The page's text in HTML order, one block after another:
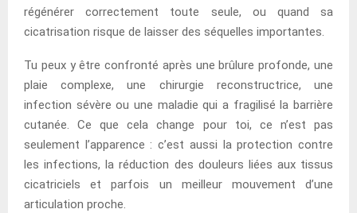
régénérer correctement toute seule, ou quand sa
cicatrisation risque de laisser des séquelles importantes.
Tu peux y être confronté après une brûlure profonde, une
plaie complexe, une chirurgie reconstructrice, une
infection sévère ou une maladie qui a fragilisé la barrière
cutanée. Ce que cela change pour toi, ce n’est pas
seulement l’apparence : c’est aussi la protection contre
les infections, la réduction des douleurs liées aux tissus
cicatriciels et parfois un meilleur mouvement d’une
articulation proche.